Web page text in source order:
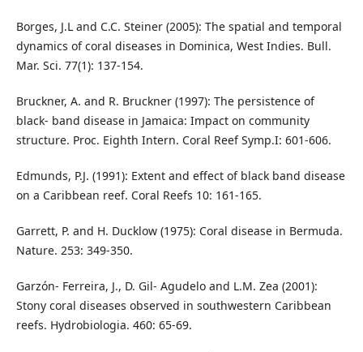
Borges, J.L and C.C. Steiner (2005): The spatial and temporal
dynamics of coral diseases in Dominica, West Indies. Bull.
Mar. Sci. 77(1): 137-154.
Bruckner, A. and R. Bruckner (1997): The persistence of
black- band disease in Jamaica: Impact on community
structure. Proc. Eighth Intern. Coral Reef Symp.I: 601-606.
Edmunds, P.J. (1991): Extent and effect of black band disease
on a Caribbean reef. Coral Reefs 10: 161-165.
Garrett, P. and H. Ducklow (1975): Coral disease in Bermuda.
Nature. 253: 349-350.
Garzón- Ferreira, J., D. Gil- Agudelo and L.M. Zea (2001):
Stony coral diseases observed in southwestern Caribbean
reefs. Hydrobiologia. 460: 65-69.